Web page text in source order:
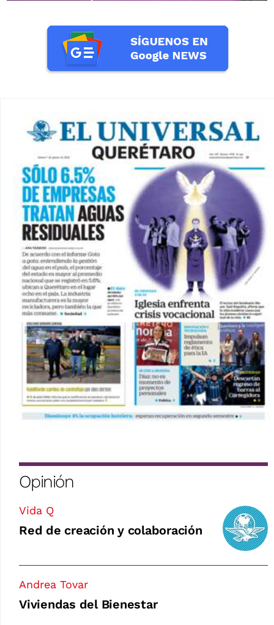
Opinión
Vida Q
Red de creación y colaboración
Andrea Tovar
Viviendas del Bienestar